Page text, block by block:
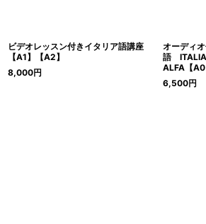
ビデオレッスン付きイタリア語講座
【A1】【A2】
8,000円
オーディ
語
ALFA【A0
6,500円